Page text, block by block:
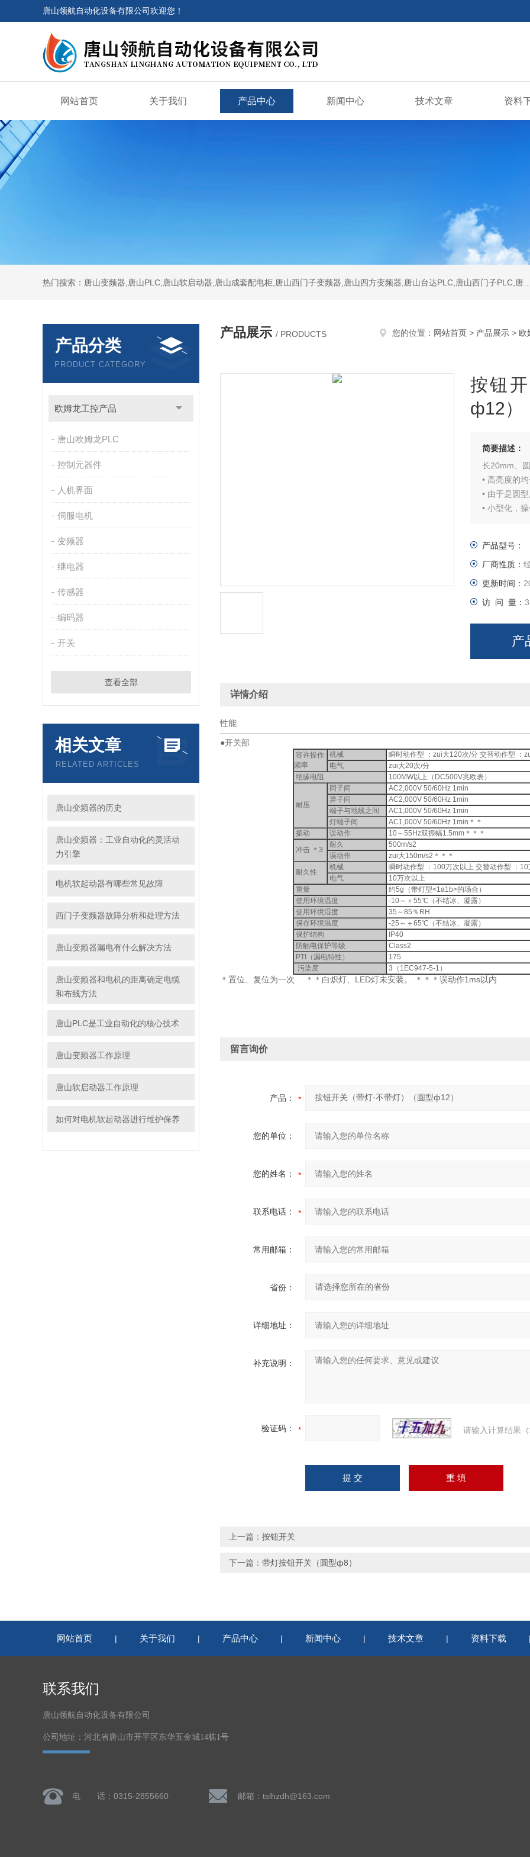
唐山领航自动化设备有限公司欢迎您！
网站首页 关于我们 产品中心 新闻中心 技术文章 资料
产品分类
PRODUCT CATEGORY
欧姆龙工控产品
唐山欧姆龙PLC
控制元器件
人机界面
伺服电机
变频器
继电器
传感器
编码器
开关
查看全部
相关文章
RELATED ARTICLES
唐山变频器的历史
唐山变频器：工业自动化的灵活动
力引擎
电机软起动器有哪些常见故障
西门子变频器故障分析和处理方法
唐山变频器漏电有什么解决方法
唐山变频器和电机的距离确定电缆
和布线方法
唐山PLC是工业自动化的核心技术
唐山变频器工作原理
唐山软启动器工作原理
如何对电机软起动器进行维护保养
产品展示 / PRODUCTS 您的位置： 网站首页 > 产品展示 > 欧
按钮
ф12）
简要描述：
长20mm、
• 高亮度的均
• 由于是圆型
• 小型化，操
产品型号：
厂商性质：
更新时间：
访 问 量：
产
详情介绍
性能
●开关部
容许操作
频率
机械
瞬时动作型 ：zui大120次/分 交替动作型 ：
电气
zui大20次/分
绝缘电阻
100MW以上（DC500V兆欧表）
耐压
同子间
AC2,000V 50/60Hz 1min
异子间
AC2,000V 50/60Hz 1min
端子与地线之间
AC1,000V 50/60Hz 1min
灯端子间
AC1,000V 50/60Hz 1min＊＊
振动
误动作
10～55Hz双振幅1.5mm＊＊＊
冲击 ＊3
耐久
500m/s2
误动作
zui大150m/s2＊＊＊
耐久性
机械
瞬时动作型 ：100万次以上 交替动作型 ：10
电气
10万次以上
重量
约5g（带灯型<1a1b>的场合）
使用环境温度
-10～＋55℃（不结冰、凝露）
使用环境湿度
35～85％RH
保存环境温度
-25～＋65℃（不结冰、凝露）
保护结构
IP40
防触电保护等级
Class2
PTI（漏电特性）
175
污染度
3（1EC947-5-1）
＊置位、复位为一次 ＊＊白炽灯、LED灯未安装。 ＊＊＊误动作1ms以内
留言询价
产品：
您的单位：
您的姓名：
联系电话：
常用邮箱：
省份：
详细地址：
补充说明：
验证码： 请输入计算结果
上一篇： 按钮开关
下一篇： 带灯按钮开关（圆型ф8）
网站首页 | 关于我们 | 产品中心 | 新闻中心 | 技术文章 | 资料下载
联系我们
唐山领航自动化设备有限公司
公司地址：河北省唐山市开平区东华五金城14栋1号
电 话：0315-2855660 邮箱：tslhzdh@163.com